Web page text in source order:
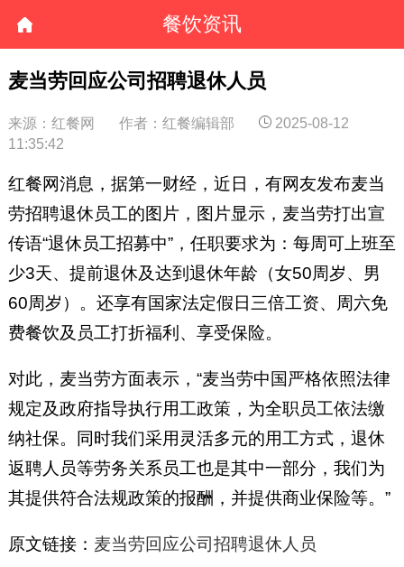
餐饮资讯
麦当劳回应公司招聘退休人员
来源：红餐网 作者：红餐编辑部
2025-08-12
11:35:42
红餐网消息，据第一财经，近日，有网友发布麦当
劳招聘退休员工的图片，图片显示，麦当劳打出宣
传语“退休员工招募中”，任职要求为：每周可上班至
少3天、提前退休及达到退休年龄（女50周岁、男
60周岁）。还享有国家法定假日三倍工资、周六免
费餐饮及员工打折福利、享受保险。
对此，麦当劳方面表示，“麦当劳中国严格依照法律
规定及政府指导执行用工政策，为全职员工依法缴
纳社保。同时我们采用灵活多元的用工方式，退休
返聘人员等劳务关系员工也是其中一部分，我们为
其提供符合法规政策的报酬，并提供商业保险等。”
原文链接： 麦当劳回应公司招聘退休人员